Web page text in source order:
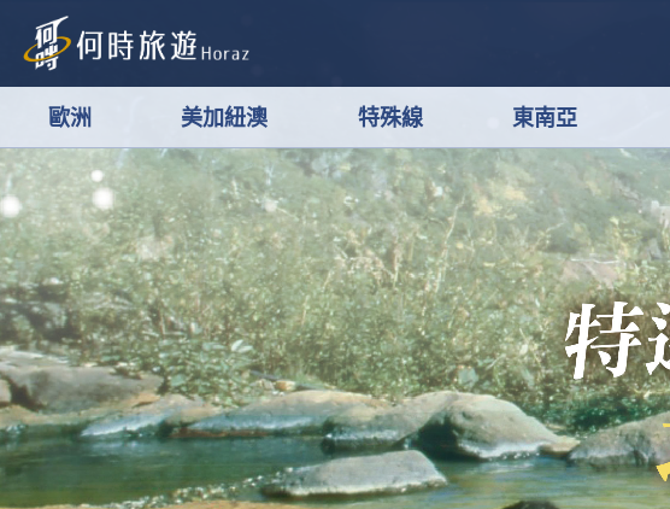
歐洲 美加紐澳 特殊線 東南亞